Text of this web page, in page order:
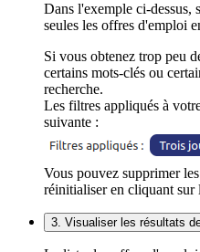
Dans l'exemple ci-dessus,
seules les offres d'emploi
Si vous obtenez trop peu
certains mots-clés ou
recherche.
Les filtres appliqués à
suivante :
Vous pouvez supprimer
réinitialiser en cliquant
3. Visualiser les résultats